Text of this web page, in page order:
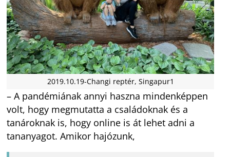
2019.10.19-Changi reptér, Singapur1
– A pandémiának annyi haszna mindenképpen
volt, hogy megmutatta a családoknak és a
tanároknak is, hogy online is át lehet adni a
tananyagot. Amikor hajózunk,